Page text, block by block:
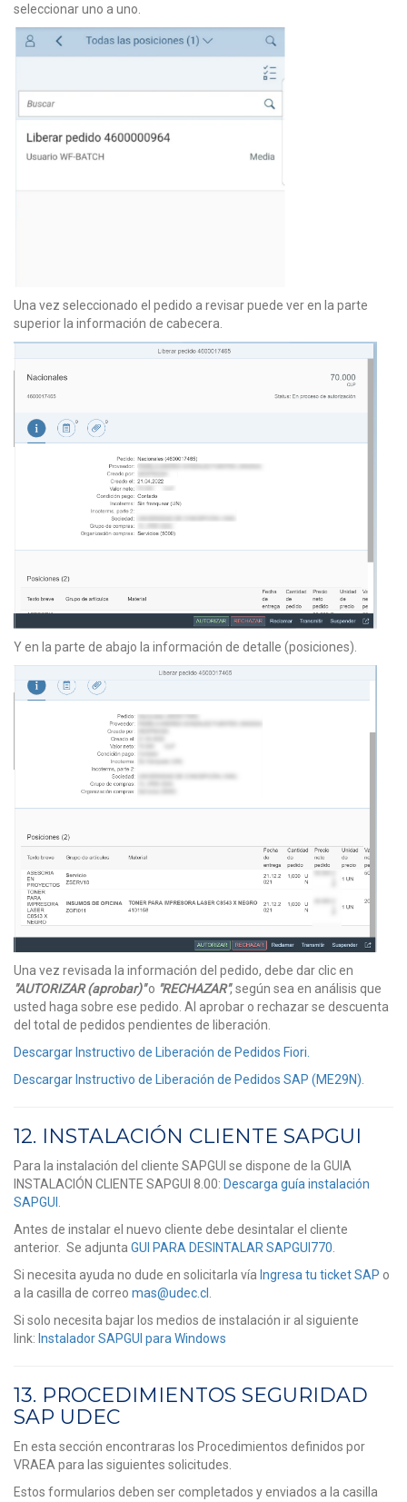
seleccionar uno a uno.
Una vez seleccionado el pedido a revisar puede ver en la parte
superior la información de cabecera.
Y en la parte de abajo la información de detalle (posiciones).
Una vez revisada la información del pedido, debe dar clic en
"AUTORIZAR (aprobar)"o "RECHAZAR", según sea en análisis que
usted haga sobre ese pedido. Al aprobar o rechazar se descuenta
del total de pedidos pendientes de liberación.
Descargar Instructivo de Liberación de Pedidos Fiori.
Descargar Instructivo de Liberación de Pedidos SAP (ME29N).
12. INSTALACIÓN CLIENTE SAPGUI
Para la instalación del cliente SAPGUI se dispone de la GUIA
INSTALACIÓN CLIENTE SAPGUI 8.00: Descarga guía instalación
SAPGUI
Antes de instalar el nuevo cliente debe desintalar el cliente
anterior. Se adjunta GUI PARA DESINTALAR SAPGUI770
Si necesita ayuda no dude en solicitarla vía Ingresa tu ticket SAP o
a la casilla de correo mas@udec.cl
Si solo necesita bajar los medios de instalación ir al siguiente
link: Instalador SAPGUI para Windows
13. PROCEDIMIENTOS SEGURIDAD
SAP UDEC
En esta sección encontraras los Procedimientos definidos por
VRAEA para las siguientes solicitudes.
Estos formularios deben ser completados y enviados a la casilla